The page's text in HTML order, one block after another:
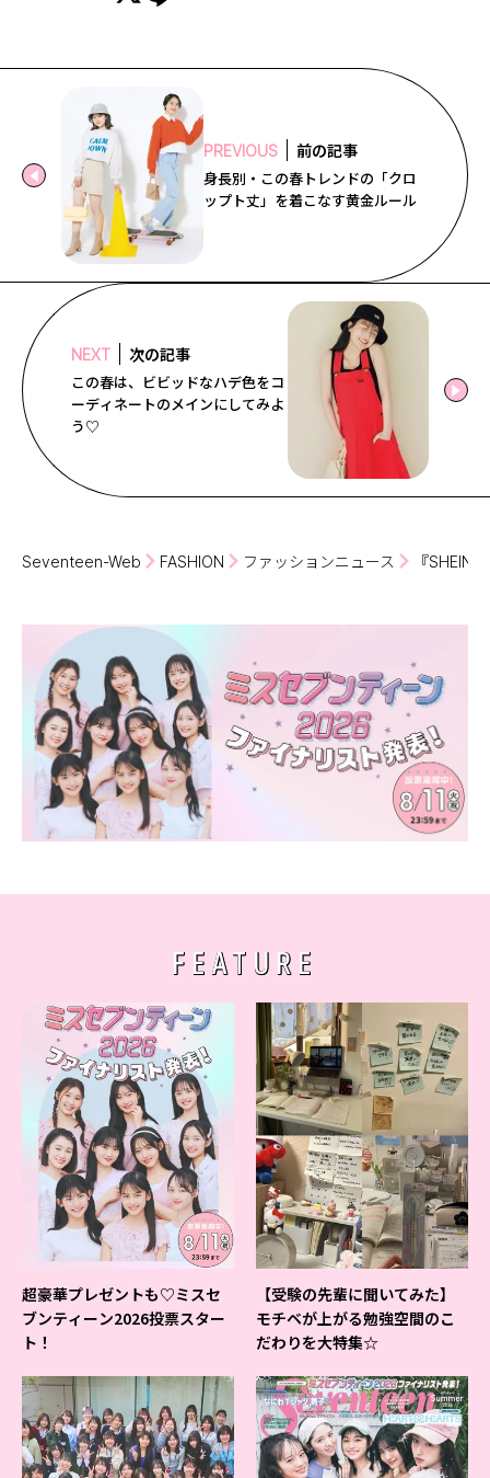
PREVIOUS 前の記事
身長別・この春トレンドの「クロ
ップト丈」を着こなす黄金ルール
NEXT 次の記事
この春は、ビビッドなハデ色をコ
ーディネートのメインにしてみよ
う♡
Seventeen-Web FASHION ファッションニュース 『SHEIN
FEATURE
超豪華プレゼントも♡ミスセ
ブンティーン2026投票スター
ト！
【受験の先輩に聞いてみた】
モチベが上がる勉強空間のこ
だわりを大特集☆